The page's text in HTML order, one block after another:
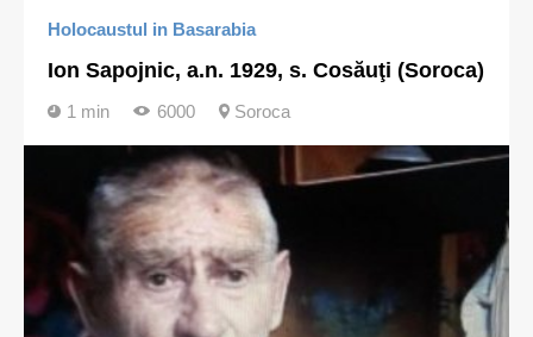
Holocaustul in Basarabia
Ion Sapojnic, a.n. 1929, s. Cosăuţi (Soroca)
1 min 6000 Soroca